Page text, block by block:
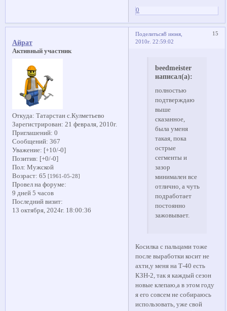
0
Поделиться 15
8 июня,
2010г. 22:59:02
Айрат
Активный участник
Откуда: Татарстан с.Кулметьево
Зарегистрирован: 21 февраля, 2010г.
Приглашений: 0
Сообщений: 367
Уважение: [+10/-0]
Позитив: [+0/-0]
Пол: Мужской
Возраст: 65 [1961-05-28]
Провел на форуме:
9 дней 5 часов
Последний визит:
13 октября, 2024г. 18:00:36
beedmeister
написал(а):
полностью
подтверждаю
выше
сказанное,
была уменя
такая, пока
острые
сегменты и
зазор
минимален все
отлично, а чуть
подработает
постоянно
зажовывает.
Косилка с пальцами тоже
после выработки косит не
ахти,у меня на Т-40 есть
КЗН-2, так я каждый сезон
новые клепаю,а в этом году
я его совсем не собираюсь
использовать, уже свой